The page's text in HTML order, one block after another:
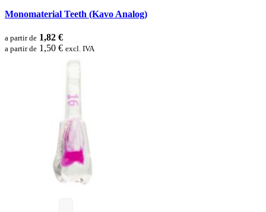
Monomaterial Teeth (Kavo Analog)
a partir de 1,82 €
a partir de 1,50 € excl. IVA